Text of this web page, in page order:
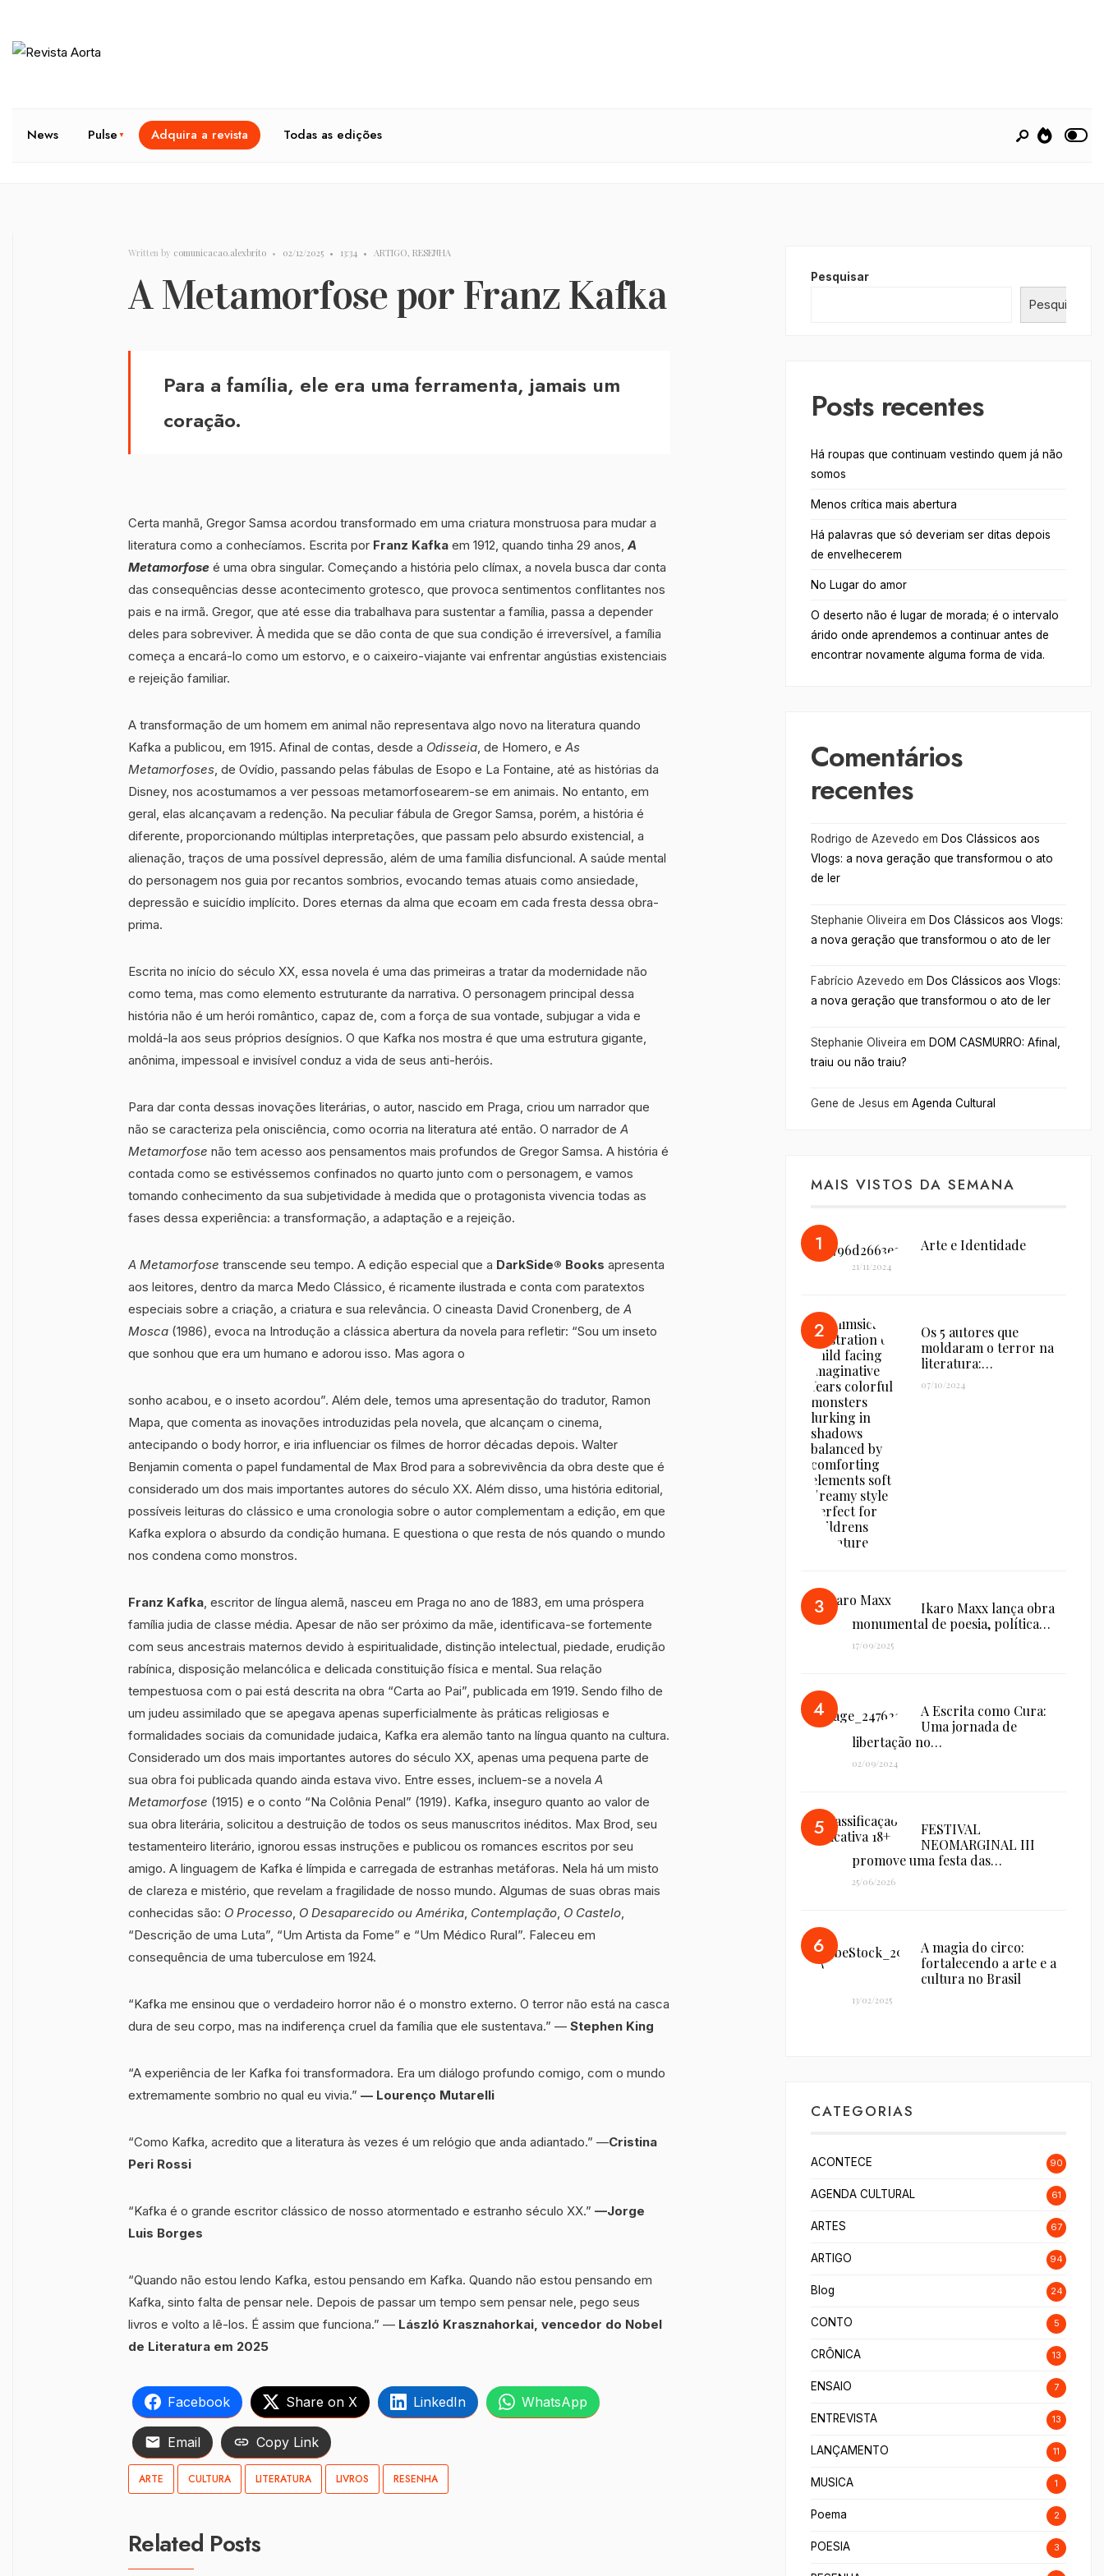
News Pulse Adquira a revista Todas as edições
Written by comunicacao.alexbrito • 02/12/2025 • 13:34 • ARTIGO, RESENHA
A Metamorfose por Franz Kafka
Para a família, ele era uma ferramenta, jamais um
coração.
Certa manhã, Gregor Samsa acordou transformado em uma criatura monstruosa para mudar a
literatura como a conhecíamos. Escrita por Franz Kafka em 1912, quando tinha 29 anos, A
Metamorfose é uma obra singular. Começando a história pelo clímax, a novela busca dar conta
das consequências desse acontecimento grotesco, que provoca sentimentos conflitantes nos
pais e na irmã. Gregor, que até esse dia trabalhava para sustentar a família, passa a depender
deles para sobreviver. À medida que se dão conta de que sua condição é irreversível, a família
começa a encará-lo como um estorvo, e o caixeiro-viajante vai enfrentar angústias existenciais
e rejeição familiar.
A transformação de um homem em animal não representava algo novo na literatura quando
Kafka a publicou, em 1915. Afinal de contas, desde a Odisseia, de Homero, e As
Metamorfoses, de Ovídio, passando pelas fábulas de Esopo e La Fontaine, até as histórias da
Disney, nos acostumamos a ver pessoas metamorfosearem-se em animais. No entanto, em
geral, elas alcançavam a redenção. Na peculiar fábula de Gregor Samsa, porém, a história é
diferente, proporcionando múltiplas interpretações, que passam pelo absurdo existencial, a
alienação, traços de uma possível depressão, além de uma família disfuncional. A saúde mental
do personagem nos guia por recantos sombrios, evocando temas atuais como ansiedade,
depressão e suicídio implícito. Dores eternas da alma que ecoam em cada fresta dessa obra-
prima.
Escrita no início do século XX, essa novela é uma das primeiras a tratar da modernidade não
como tema, mas como elemento estruturante da narrativa. O personagem principal dessa
história não é um herói romântico, capaz de, com a força de sua vontade, subjugar a vida e
moldá-la aos seus próprios desígnios. O que Kafka nos mostra é que uma estrutura gigante,
anônima, impessoal e invisível conduz a vida de seus anti-heróis.
Para dar conta dessas inovações literárias, o autor, nascido em Praga, criou um narrador que
não se caracteriza pela onisciência, como ocorria na literatura até então. O narrador de A
Metamorfose não tem acesso aos pensamentos mais profundos de Gregor Samsa. A história é
contada como se estivéssemos confinados no quarto junto com o personagem, e vamos
tomando conhecimento da sua subjetividade à medida que o protagonista vivencia todas as
fases dessa experiência: a transformação, a adaptação e a rejeição.
A Metamorfose transcende seu tempo. A edição especial que a DarkSide® Books apresenta
aos leitores, dentro da marca Medo Clássico, é ricamente ilustrada e conta com paratextos
especiais sobre a criação, a criatura e sua relevância. O cineasta David Cronenberg, de A
Mosca (1986), evoca na Introdução a clássica abertura da novela para refletir: “Sou um inseto
que sonhou que era um humano e adorou isso. Mas agora o
sonho acabou, e o inseto acordou”. Além dele, temos uma apresentação do tradutor, Ramon
Mapa, que comenta as inovações introduzidas pela novela, que alcançam o cinema,
antecipando o body horror, e iria influenciar os filmes de horror décadas depois. Walter
Benjamin comenta o papel fundamental de Max Brod para a sobrevivência da obra deste que é
considerado um dos mais importantes autores do século XX. Além disso, uma história editorial,
possíveis leituras do clássico e uma cronologia sobre o autor complementam a edição, em que
Kafka explora o absurdo da condição humana. E questiona o que resta de nós quando o mundo
nos condena como monstros.
Franz Kafka, escritor de língua alemã, nasceu em Praga no ano de 1883, em uma próspera
família judia de classe média. Apesar de não ser próximo da mãe, identificava-se fortemente
com seus ancestrais maternos devido à espiritualidade, distinção intelectual, piedade, erudição
rabínica, disposição melancólica e delicada constituição física e mental. Sua relação
tempestuosa com o pai está descrita na obra “Carta ao Pai”, publicada em 1919. Sendo filho de
um judeu assimilado que se apegava apenas superficialmente às práticas religiosas e
formalidades sociais da comunidade judaica, Kafka era alemão tanto na língua quanto na cultura.
Considerado um dos mais importantes autores do século XX, apenas uma pequena parte de
sua obra foi publicada quando ainda estava vivo. Entre esses, incluem-se a novela A
Metamorfose (1915) e o conto “Na Colônia Penal” (1919). Kafka, inseguro quanto ao valor de
sua obra literária, solicitou a destruição de todos os seus manuscritos inéditos. Max Brod, seu
testamenteiro literário, ignorou essas instruções e publicou os romances escritos por seu
amigo. A linguagem de Kafka é límpida e carregada de estranhas metáforas. Nela há um misto
de clareza e mistério, que revelam a fragilidade de nosso mundo. Algumas de suas obras mais
conhecidas são: O Processo, O Desaparecido ou Amérika, Contemplação, O Castelo,
“Descrição de uma Luta”, “Um Artista da Fome” e “Um Médico Rural”. Faleceu em
consequência de uma tuberculose em 1924.
“Kafka me ensinou que o verdadeiro horror não é o monstro externo. O terror não está na casca
dura de seu corpo, mas na indiferença cruel da família que ele sustentava.” — Stephen King
“A experiência de ler Kafka foi transformadora. Era um diálogo profundo comigo, com o mundo
extremamente sombrio no qual eu vivia.” — Lourenço Mutarelli
“Como Kafka, acredito que a literatura às vezes é um relógio que anda adiantado.” —Cristina
Peri Rossi
“Kafka é o grande escritor clássico de nosso atormentado e estranho século XX.” —Jorge
Luis Borges
“Quando não estou lendo Kafka, estou pensando em Kafka. Quando não estou pensando em
Kafka, sinto falta de pensar nele. Depois de passar um tempo sem pensar nele, pego seus
livros e volto a lê-los. É assim que funciona.” — László Krasznahorkai, vencedor do Nobel
de Literatura em 2025
Facebook Share on X LinkedIn WhatsApp
Email Copy Link
ARTE CULTURA LITERATURA LIVROS RESENHA
Related Posts
Pesquisar
Pesquisar
Posts recentes
Há roupas que continuam vestindo quem já não
somos
Menos crítica mais abertura
Há palavras que só deveriam ser ditas depois
de envelhecerem
No Lugar do amor
O deserto não é lugar de morada; é o intervalo
árido onde aprendemos a continuar antes de
encontrar novamente alguma forma de vida.
Comentários
recentes
Rodrigo de Azevedo em Dos Clássicos aos
Vlogs: a nova geração que transformou o ato
de ler
Stephanie Oliveira em Dos Clássicos aos Vlogs:
a nova geração que transformou o ato de ler
Fabrício Azevedo em Dos Clássicos aos Vlogs:
a nova geração que transformou o ato de ler
Stephanie Oliveira em DOM CASMURRO: Afinal,
traiu ou não traiu?
Gene de Jesus em Agenda Cultural
MAIS VISTOS DA SEMANA
Arte e Identidade
21/11/2024
Os 5 autores que
moldaram o terror na
literatura:…
07/10/2024
Ikaro Maxx lança obra
monumental de poesia, política…
17/09/2025
A Escrita como Cura:
Uma jornada de
libertação no…
02/09/2024
FESTIVAL
NEOMARGINAL III
promove uma festa das…
25/06/2026
A magia do circo:
fortalecendo a arte e a
cultura no Brasil
13/02/2025
CATEGORIAS
ACONTECE 90
AGENDA CULTURAL 61
ARTES 67
ARTIGO 94
Blog 24
CONTO 5
CRÔNICA 13
ENSAIO 7
ENTREVISTA 13
LANÇAMENTO 11
MUSICA 1
Poema 2
POESIA 3